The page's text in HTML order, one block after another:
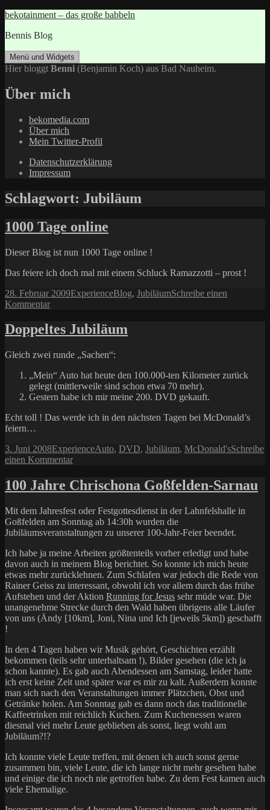
Zum
springen
bekotainment – das große babbeln
Bennis Blog
Menü und Widgets
Hier bloggt Benni (Benjamin Koch) aus Bad Nauheim.
Über mich
bekomedia.com
Über mich
Mein Twitter-Profil
Datenschutzerklärung
Impressum
Schlagwort: Jubiläum
1000 Tage online
Dieser Blog ist nun 1000 Tage online !
Das feiere ich doch mal mit einem Schluck Ramazzotti – prost !
Veröffentlicht
am
28. Februar 2009Kategorien
ExperienceSchlagwörter
Blog, JubiläumSchreibe einen
Kommentarzu
Tage
online
Doppeltes Jubiläum
Gleich zwei runde „Sachen“:
„Mein“ Auto hat heute den 100.000-ten Kilometer zurück
gelegt (mittlerweile sind schon etwa 70 mehr).
Gestern habe ich mir meine 200. DVD gekauft.
Echt toll ! Das werde ich in den nächsten Tagen bei McDonald’s
feiern…
Veröffentlicht
am
3. Juni 2008Kategorien
ExperienceSchlagwörter
Auto, DVD, Jubiläum, McDonald'sSchreibe
einen Kommentarzu
Jubiläum
100 Jahre Chrischona Goßfelden-Sarnau
Mit dem Jahresfest oder Festgottesdienst in der Lahnfelshalle in
Goßfelden am Sonntag ab 14:30h wurden die
Jubiläumsveranstaltungen zu unserer 100-Jahr-Feier beendet.
Ich habe ja meine Arbeiten größtenteils vorher erledigt und habe
davon auch in meinem Blog berichtet. So konnte ich mich heute
etwas mehr zurücklehnen. Zum Schlafen war jedoch die Rede von
Rainer Geiss zu interessant, obwohl ich vor allem durch das frühe
Aufstehen und der Aktion Running for Jesus sehr müde war. Die
unangenehme Strecke durch den Wald haben übrigens alle Läufer
von uns (Ändy [10km], Joni, Nina und Ich [jeweils 5km]) geschafft
!
In den 4 Tagen haben wir Musik gehört, Geschichten erzählt
bekommen (teils sehr unterhaltsam !), Bilder gesehen (die ich ja
schon kannte). Es gab auch Abendessen am Samstag, leider hatte
ich erst keine Zeit und später war es mir zu kalt. Außerdem konnte
man sich nach den Veranstaltungen immer Plätzchen, Obst und
Getränke holen. Am Sonntag gab es dann noch das traditionelle
Kaffeetrinken mit reichlich Kuchen. Zum Kuchenessen waren
diesmal viel mehr Leute geblieben als sonst, liegt wohl am
Jubiläum?!?
Ich konnte viele Leute treffen, mit denen ich auch sonst gerne
zusammen bin, viele Leute, die ich lange nicht mehr gesehen habe
und einige die ich noch nie getroffen habe. Zu dem Fest kamen auch
viele Ehemalige.